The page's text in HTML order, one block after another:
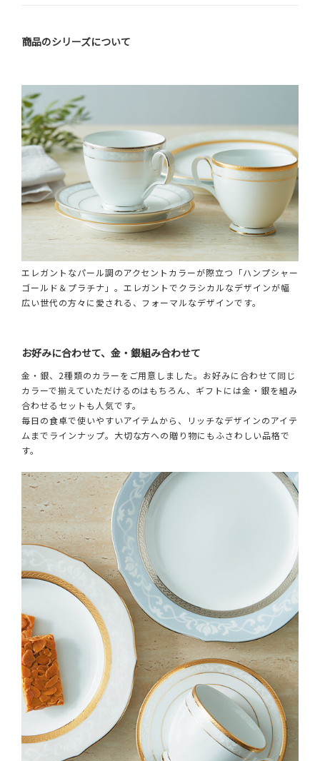
商品のシリーズについて
エレガントなパール調のアクセントカラーが際立つ「ハンプシャー
ゴールド＆プラチナ」。エレガントでクラシカルなデザインが幅
広い世代の方々に愛される、フォーマルなデザインです。
お好みに合わせて、金・銀組み合わせて
金・銀、2種類のカラーをご用意しました。お好みに合わせて同じ
カラーで揃えていただけるのはもちろん、ギフトには金・銀を組み
合わせるセットも人気です。
毎日の食卓で使いやすいアイテムから、リッチなデザインのアイテ
ムまでラインナップ。大切な方への贈り物にもふさわしい品格で
す。